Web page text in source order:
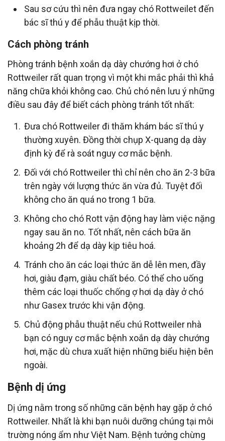
Sau sơ cứu thì nên đưa ngay chó Rottweilet đến
bác sĩ thú y để phẫu thuật kịp thời.
Cách phòng tránh
Phòng tránh bệnh xoắn dạ dày chướng hơi ở chó
Rottweiler rất quan trọng vì một khi mắc phải thì khả
năng chữa khỏi không cao. Chủ chó nên lưu ý những
điều sau đây để biết cách phòng tránh tốt nhất:
Đưa chó Rottweiler đi thăm khám bác sĩ thú y
thường xuyên. Đồng thời chụp X-quang dạ dày
định kỳ để rà soát nguy cơ mắc bệnh.
Đối với chó Rottweiler thì chỉ nên cho ăn 2-3 bữa
trên ngày với lượng thức ăn vừa đủ. Tuyệt đối
không cho ăn quá no trong 1 bữa.
Không cho chó Rott vận động hay làm việc nặng
ngay sau ăn no. Tốt nhất, nên cách bữa ăn
khoảng 2h để dạ dày kịp tiêu hoá.
Tránh cho ăn các loại thức ăn dễ lên men, đầy
hơi, giàu đạm, giàu chất béo. Có thể cho uống
thêm các loại thuốc chống ợ hơi dạ dày ở chó
như Gasex trước khi vận động.
Chủ động phẫu thuật nếu chú Rottweiler nhà
bạn có nguy cơ mắc bệnh xoắn dạ dày chướng
hơi, mặc dù chưa xuất hiện những biểu hiện bên
ngoài.
Bệnh dị ứng
Dị ứng nằm trong số những căn bệnh hay gặp ở chó
Rottweiler. Nhất là khi bạn nuôi dưỡng chúng tại môi
trường nóng ẩm như Việt Nam. Bệnh tưởng chừng